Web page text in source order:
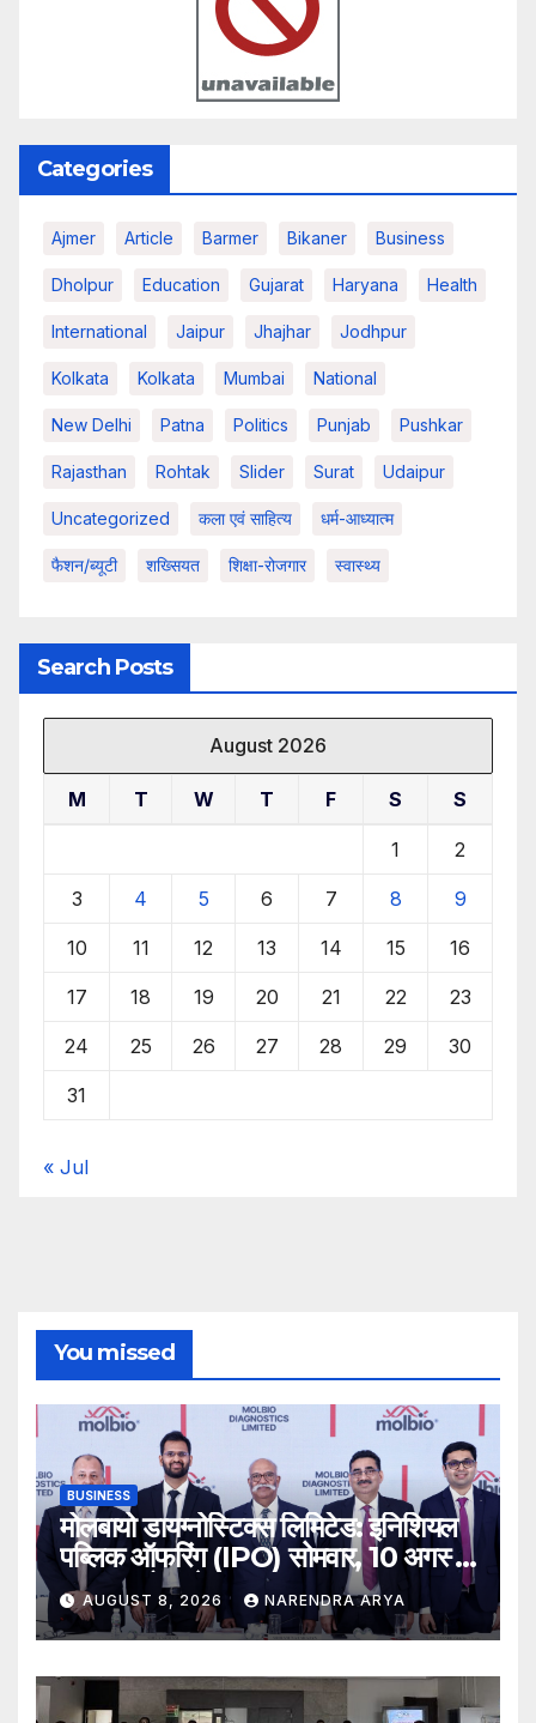
Categories
Ajmer Article Barmer Bikaner Business
Dholpur Education Gujarat Haryana Health
International Jaipur Jhajhar Jodhpur
Kolkata Kolkata Mumbai National
New Delhi Patna Politics Punjab Pushkar
Rajasthan Rohtak Slider Surat Udaipur
Uncategorized कला एवं साहित्य धर्म-आध्यात्म
फैशन/ब्यूटी शख्सियत शिक्षा-रोजगार स्वास्थ्य
Search Posts
August 2026
M T W T F S S
1 2
3 4 5 6 7 8 9
10 11 12 13 14 15 16
17 18 19 20 21 22 23
24 25 26 27 28 29 30
31
« Jul
You missed
BUSINESS
मोलबायो डायग्नोस्टिक्स लिमिटेड: इनिशियल
पब्लिक ऑफरिंग (IPO) सोमवार, 10 अगस्त,
2026 को खुलेगा
AUGUST 8, 2026 NARENDRA ARYA